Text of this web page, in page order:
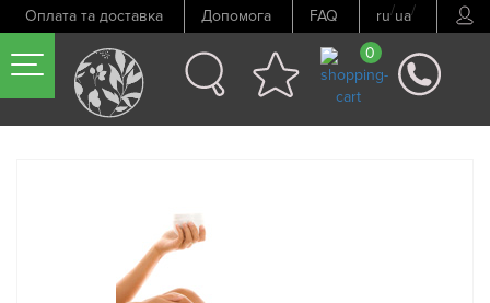
Оплата та доставка Допомога FAQ ru/ua/
0
Попередній товар Наступний товар